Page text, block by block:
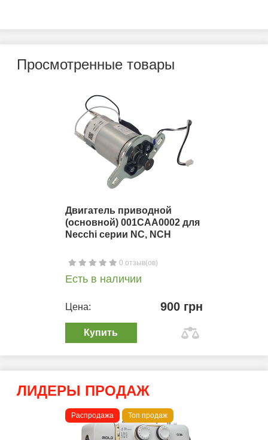
Просмотренные товары
Двигатель приводной
(основной) 001CAA0002 для
Necchi серии NC, NCH
0 отзыв(ов)
Есть в наличии
Цена: 900 грн
Купить
ЛИДЕРЫ ПРОДАЖ
Распродажа Топ продаж